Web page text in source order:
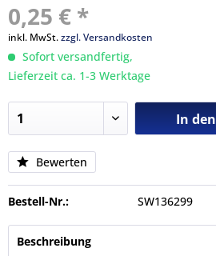
0,25 € *
inkl. MwSt.zzgl. Versandkosten
Sofort versandfertig,
Lieferzeit ca. 1-3 Werktage
In den
Bewerten
Bestell-Nr.: SW136299
Beschreibung